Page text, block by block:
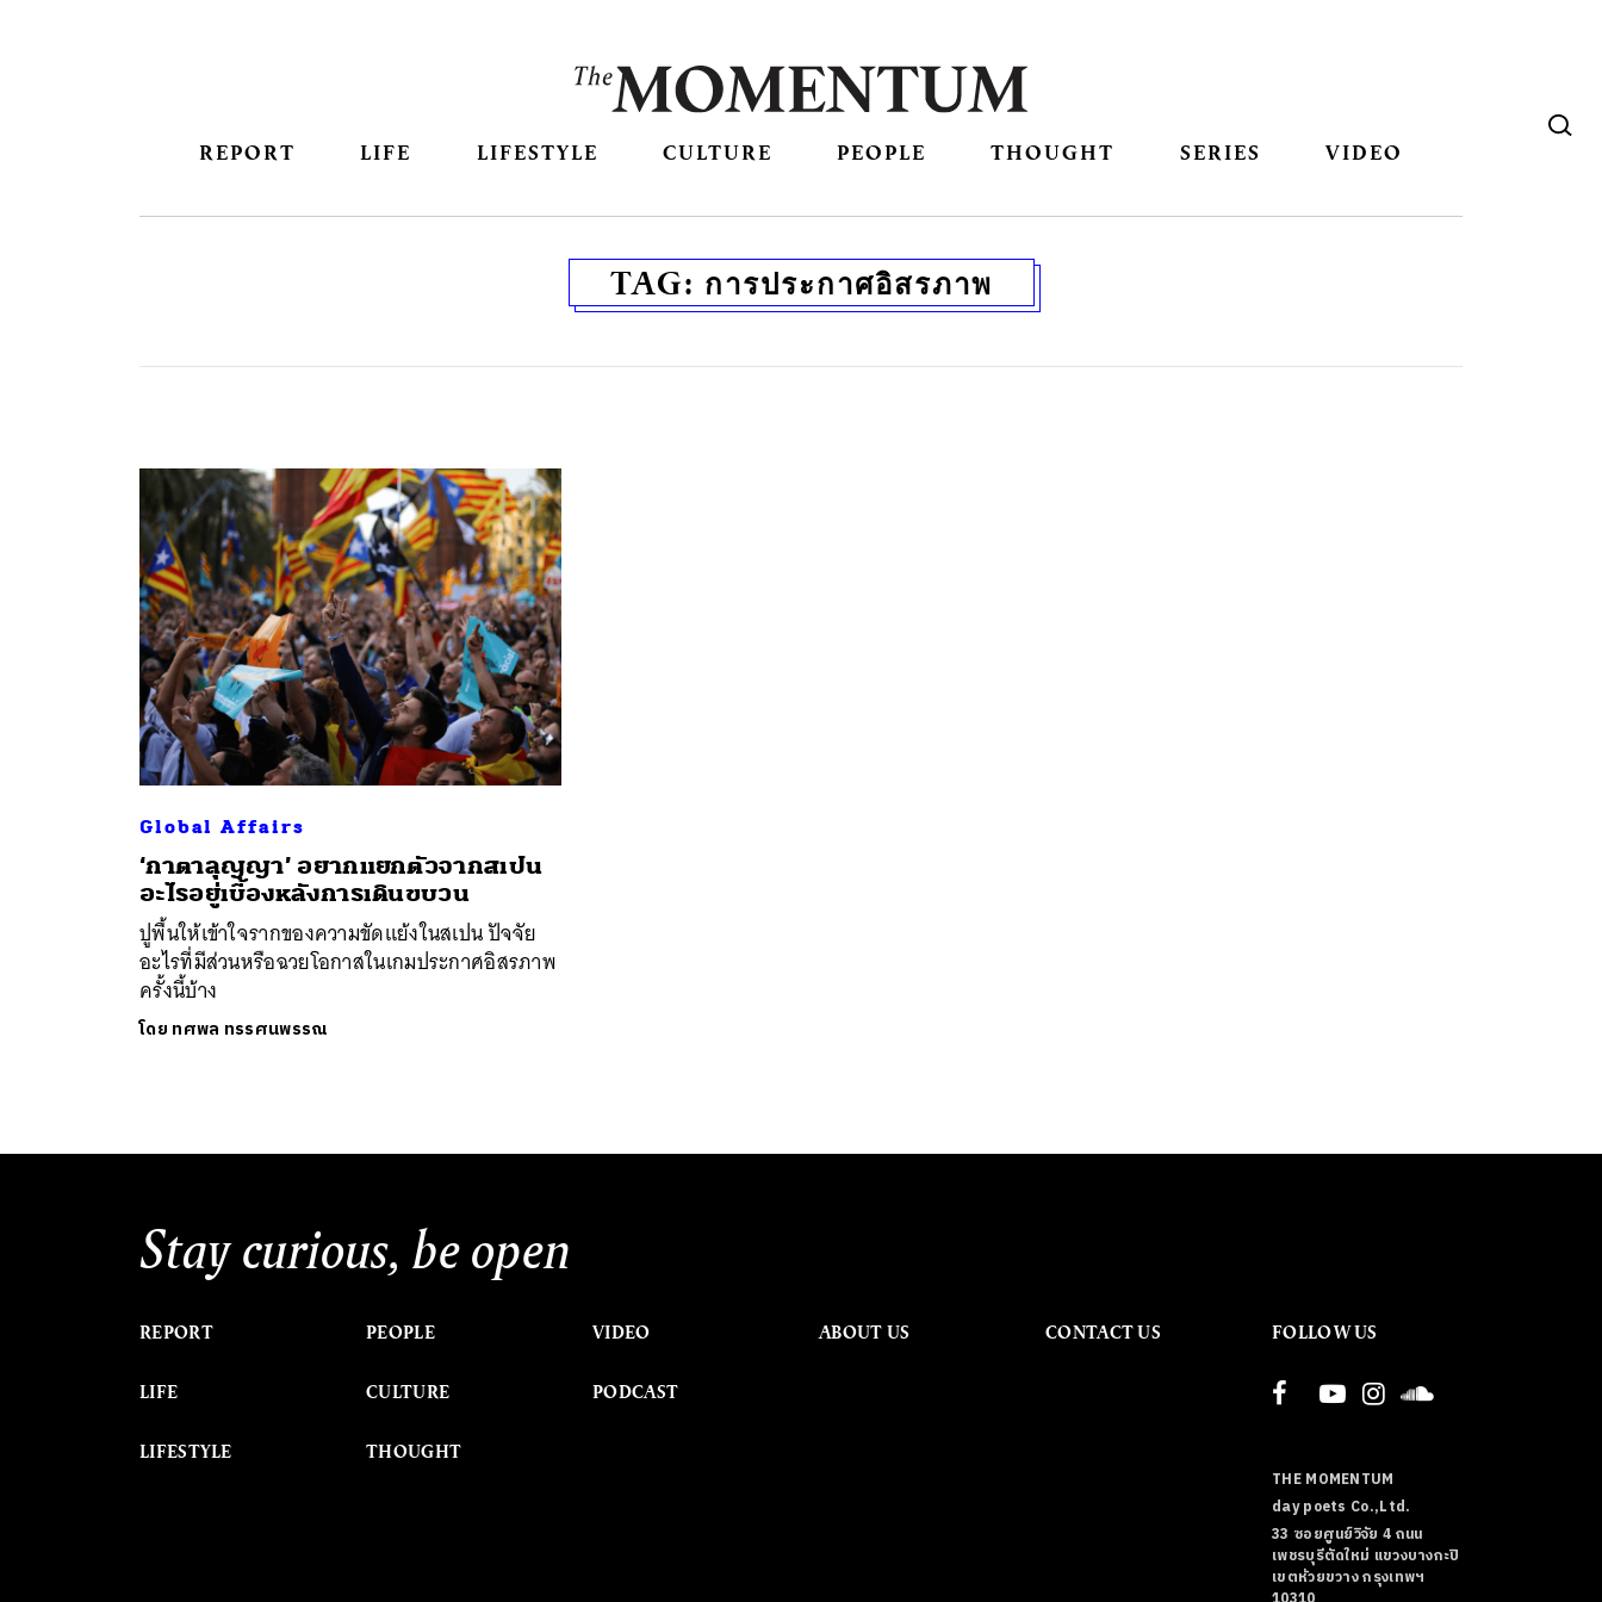
REPORT LIFE LIFESTYLE CULTURE PEOPLE THOUGHT SERIES VIDEO
TAG: การประกาศอิสรภาพ
Global Affairs
‘กาตาลุญญา’ อยากแยกตัวจากสเปน
อะไรอยู่เบื้องหลังการเดินขบวน
ปูพื้นให้เข้าใจรากของความขัดแย้งในสเปน ปัจจัย
อะไรที่มีส่วนหรือฉวยโอกาสในเกมประกาศอิสรภาพ
ครั้งนี้บ้าง
โดย ทศพล ทรรศนพรรณ
Stay curious, be open
REPORT
LIFE
LIFESTYLE
PEOPLE
CULTURE
THOUGHT
VIDEO
PODCAST
ABOUT US CONTACT US FOLLOW US
THE MOMENTUM
day poets Co.,Ltd.
33 ซอยศูนย์วิจัย 4 ถนน
เพชรบุรีตัดใหม่ แขวงบางกะปิ
เขตห้วยขวาง กรุงเทพฯ
ค้นหา